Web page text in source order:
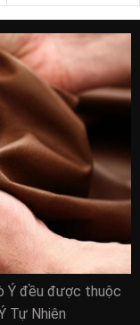
Ý đều được thuộc
Tự Nhiên